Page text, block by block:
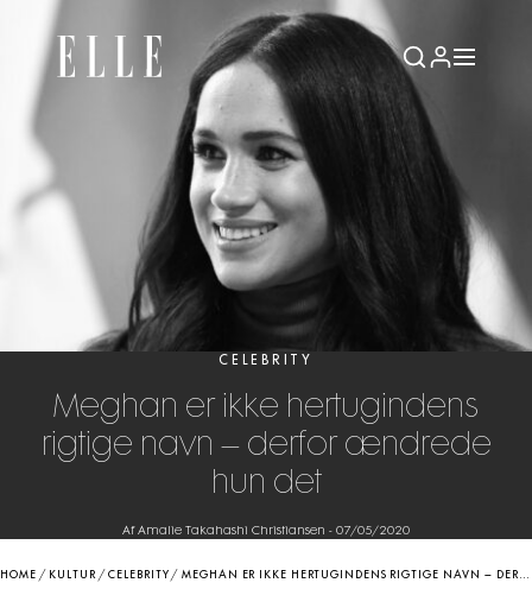
CELEBRITY
Meghan er ikke hertugindens
rigtige navn – derfor ændrede
hun det
Af Amalie Takahashi Christiansen - 07/05/2020
HOME / KULTUR /CELEBRITY /MEGHAN ER IKKE HERTUGINDENS RIGTIGE NAVN – DERFOR ÆNDREDE HUN DET